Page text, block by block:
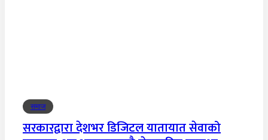
समाज
सरकारद्वारा देशभर डिजिटल यातायात सेवाको